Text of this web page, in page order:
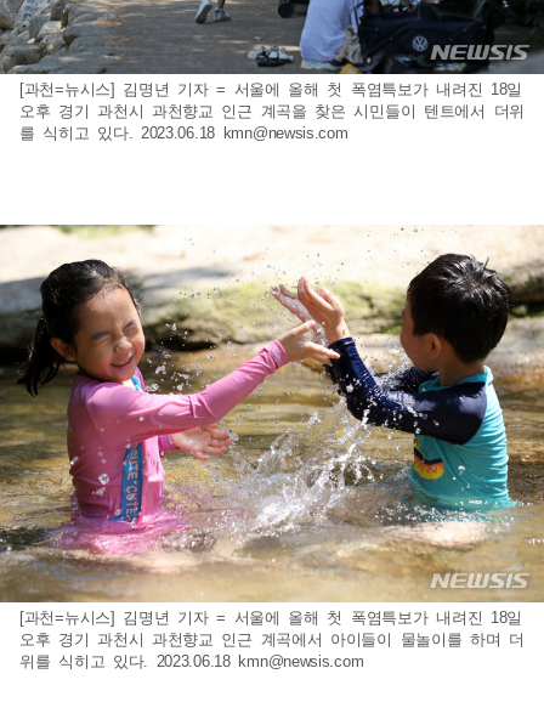
[과천=뉴시스] 김명년 기자 = 서울에 올해 첫 폭염특보가 내려진 18일
오후 경기 과천시 과천향교 인근 계곡을 찾은 시민들이 텐트에서 더위
를 식히고 있다. 2023.06.18 kmn@newsis.com
[과천=뉴시스] 김명년 기자 = 서울에 올해 첫 폭염특보가 내려진 18일
오후 경기 과천시 과천향교 인근 계곡에서 아이들이 물놀이를 하며 더
위를 식히고 있다. 2023.06.18 kmn@newsis.com